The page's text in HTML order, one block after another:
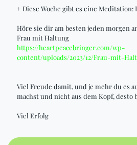
+ Diese Woche gibt es eine
Höre sie dir am besten jeden morgen
Frau mit Haltung
https://heartpeacebringer.com/wp-
content/uploads/2023/12/Frau-mit-
Viel Freude damit, und je mehr du es
machst und nicht aus dem Kopf, desto
Viel Erfolg